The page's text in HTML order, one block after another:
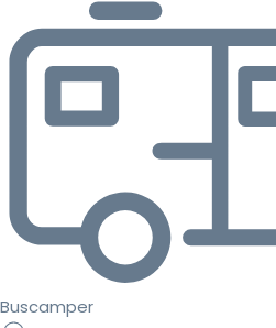
Buscamper